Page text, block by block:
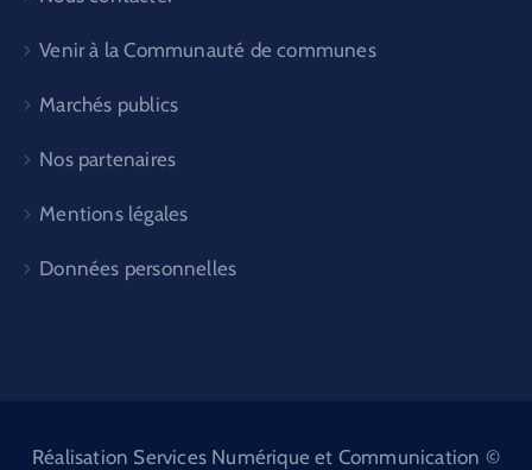
Venir à la Communauté de communes
Marchés publics
Nos partenaires
Mentions légales
Données personnelles
Réalisation Services Numérique et Communication ©